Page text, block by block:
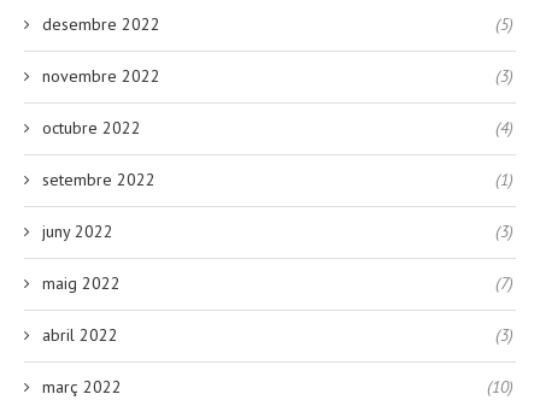
desembre 2022 (5)
novembre 2022 (3)
octubre 2022 (4)
setembre 2022 (1)
juny 2022 (3)
maig 2022 (7)
abril 2022 (3)
març 2022 (10)